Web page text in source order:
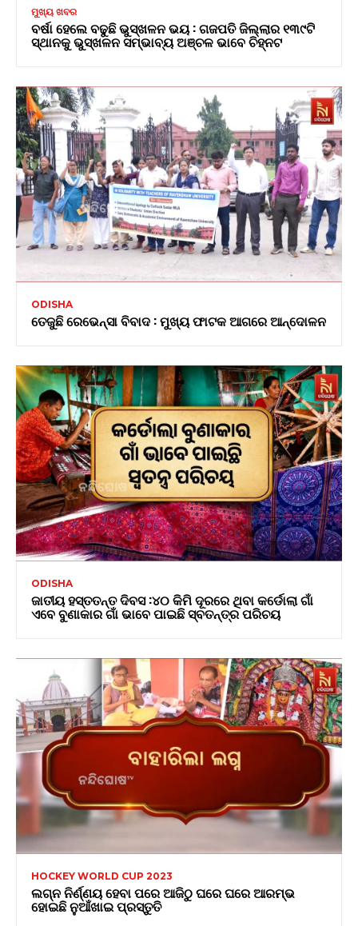
ମୁଖ୍ୟ ଖବର
ବର୍ଷା ହେଲେ ବଢୁଛି ଭୁସ୍ଖଳନ ଭୟ : ଗଜପତି ଜିଲ୍ଲାର ୧୩୯ଟି
ସ୍ଥାନକୁ ଭୁସ୍ଖଳନ ସମ୍ଭାବ୍ୟ ଅଞ୍ଚଳ ଭାବେ ଚିହ୍ନଟ
ODISHA
ତେଜୁଛି ରେଭେନ୍ସା ବିବାଦ : ମୁଖ୍ୟ ଫାଟକ ଆଗରେ ଆନ୍ଦୋଳନ
ODISHA
ଜାତୀୟ ହସ୍ତତନ୍ତ ଦିବସ :୪୦ କିମି ଦୂରରେ ଥିବା କର୍ଡୋଲା ଗାଁ
ଏବେ ବୁଣାକାର ଗାଁ ଭାବେ ପାଇଛି ସ୍ବତନ୍ତ୍ର ପରିଚୟ
HOCKEY WORLD CUP 2023
ଲଗ୍ନ ନିର୍ଣ୍ଣୟ ହେବା ପରେ ଆଜିଠୁ ଘରେ ଘରେ ଆରମ୍ଭ
ହୋଇଛି ନୁଆଁଖାଇ ପ୍ରସ୍ତୁତି